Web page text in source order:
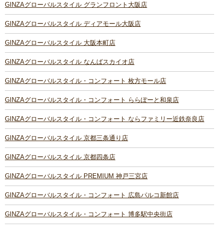
GINZAグローバルスタイル グランフロント大阪店
GINZAグローバルスタイル ディアモール大阪店
GINZAグローバルスタイル 大阪本町店
GINZAグローバルスタイル なんばスカイオ店
GINZAグローバルスタイル・コンフォート 枚方モール店
GINZAグローバルスタイル・コンフォート ららぽーと和泉店
GINZAグローバルスタイル・コンフォート ならファミリー近鉄奈良店
GINZAグローバルスタイル 京都三条通り店
GINZAグローバルスタイル 京都四条店
GINZAグローバルスタイル PREMIUM 神戸三宮店
GINZAグローバルスタイル・コンフォート 広島パルコ新館店
GINZAグローバルスタイル・コンフォート 博多駅中央街店